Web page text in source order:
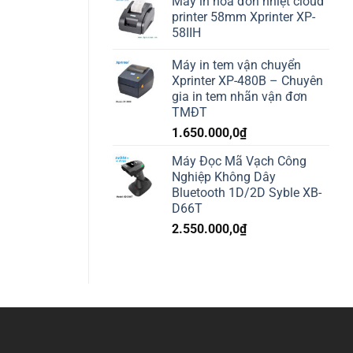
printer 58mm Xprinter XP-
58IIH
Máy in tem vận chuyển
Xprinter XP-480B – Chuyên
gia in tem nhãn vận đơn
TMĐT
1.650.000,0₫
Máy Đọc Mã Vạch Công
Nghiệp Không Dây
Bluetooth 1D/2D Syble XB-
D66T
2.550.000,0₫